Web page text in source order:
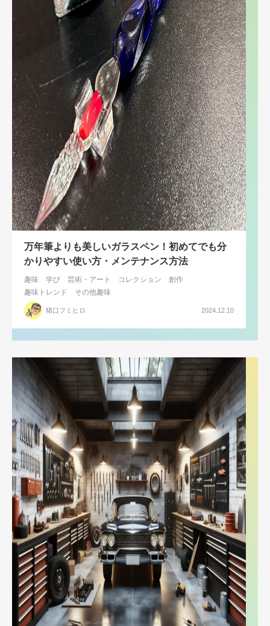
万年筆よりも美しいガラスペン！初めてでも分
かりやすい使い方・メンテナンス方法
趣味 学び 芸術・アート コレクション
創作
趣味トレンド
その他趣味
猪口フミヒロ 2024.12.10